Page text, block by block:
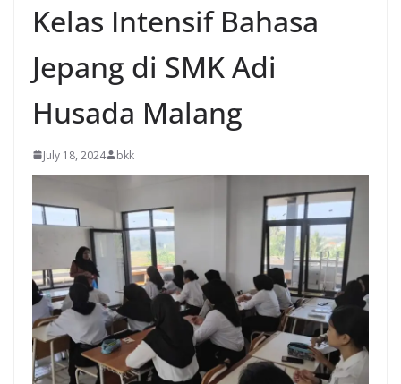
Kelas Intensif Bahasa
Jepang di SMK Adi
Husada Malang
July 18, 2024 bkk